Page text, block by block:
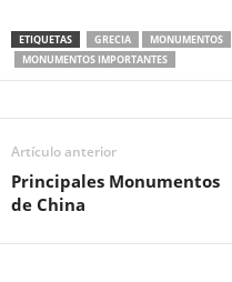
ETIQUETAS GRECIA MONUMENTOS
MONUMENTOS IMPORTANTES
Artículo anterior
Principales Monumentos
de China